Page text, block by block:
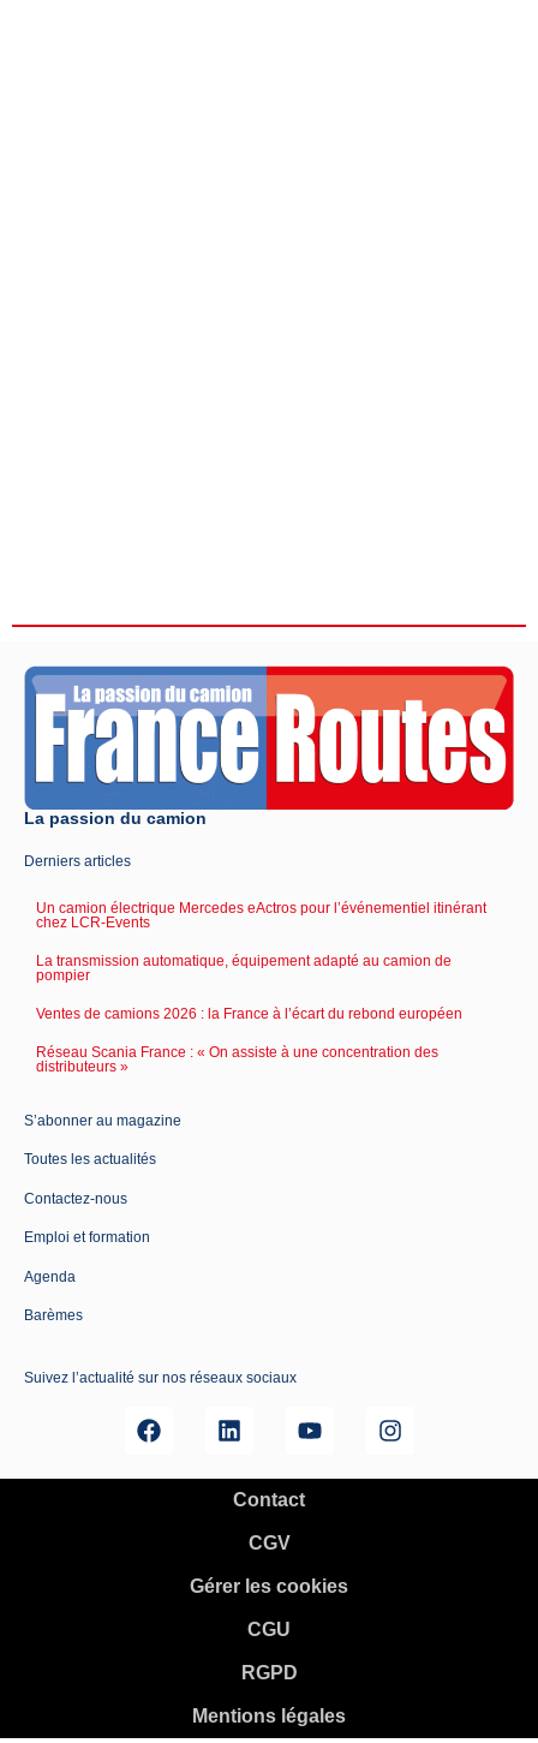
La passion du camion
Derniers articles
Un camion électrique Mercedes eActros pour l’événementiel itinérant
chez LCR-Events
La transmission automatique, équipement adapté au camion de
pompier
Ventes de camions 2026 : la France à l’écart du rebond européen
Réseau Scania France : « On assiste à une concentration des
distributeurs »
S’abonner au magazine
Toutes les actualités
Contactez-nous
Emploi et formation
Agenda
Barèmes
Suivez l’actualité sur nos réseaux sociaux
Contact
CGV
Gérer les cookies
CGU
RGPD
Mentions légales